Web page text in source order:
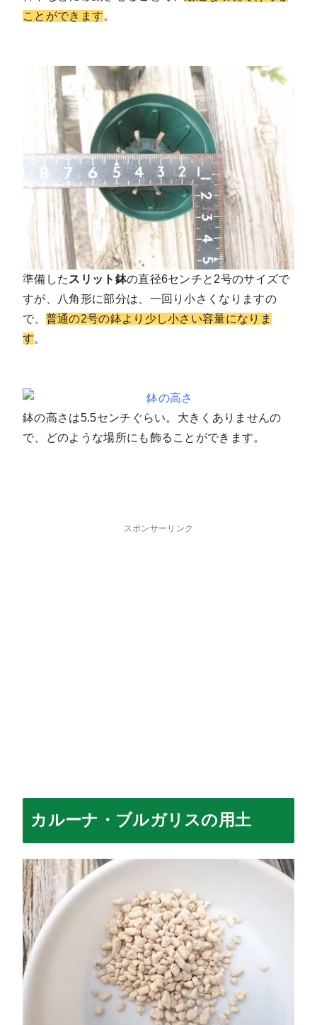
ことができます。
準備した スリット鉢の直径6センチと2号のサイズで
すが、八角形に部分は、一回り小さくなりますの
で、 普通の2号の鉢より少し小さい容量になりま
す。
鉢の高さは5.5センチぐらい。大きくありませんの
で、どのような場所にも飾ることができます。
スポンサーリンク
カルーナ・ブルガリスの用土